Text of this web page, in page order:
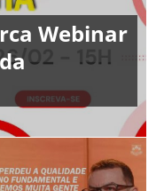
Webinar